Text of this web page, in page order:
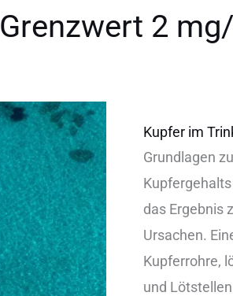
Grenzwert 2 mg/l
Kupfer im
Grundlagen
d‬as Ergebnis
Ursachen.
Kupferrohre,
u‬nd
im
Trinkwasser:
Ursachen,
Risiken
und
Regelungen